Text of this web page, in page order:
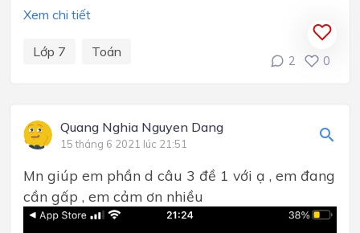
Xem chi tiết
Lớp 7 Toán
2 0
Quang Nghia Nguyen Dang
15 tháng 6 2021 lúc 21:51
Mn giúp em phần d câu 3 đề 1 với ạ , em đang
cần gấp , em cảm ơn nhiều